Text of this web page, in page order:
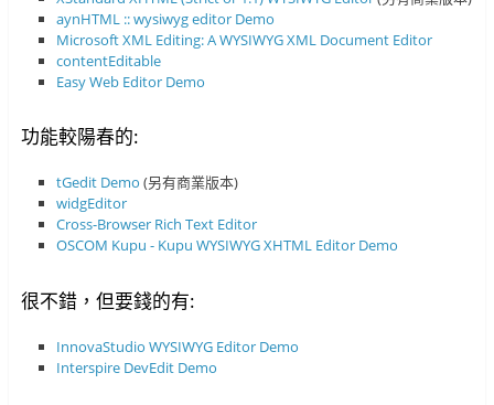
aynHTML :: wysiwyg editor Demo
Microsoft XML Editing: A WYSIWYG XML Document Editor
contentEditable
Easy Web Editor Demo
功能較陽春的:
tGedit Demo (另有商業版本)
widgEditor
Cross-Browser Rich Text Editor
OSCOM Kupu - Kupu WYSIWYG XHTML Editor Demo
很不錯，但要錢的有:
InnovaStudio WYSIWYG Editor Demo
Interspire DevEdit Demo